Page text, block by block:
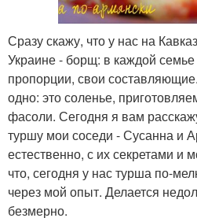
Сразу скажу, что у нас на
Украине - борщ: в каждой семье
пропорции, свои
одно: это соленье,
фасоли. Сегодня я вам
туршу мои соседи - Сусанна и
естественно, с их секретами и
что, сегодня у нас турша по-
через мой опыт. Делается
безмерно.